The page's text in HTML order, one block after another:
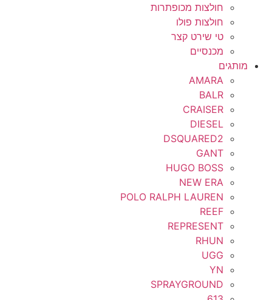
חולצות מכופתרות
חולצות פולו
טי שירט קצר
מכנסיים
מותגים
AMARA
BALR
CRAISER
DIESEL
DSQUARED2
GANT
HUGO BOSS
NEW ERA
POLO RALPH LAUREN
REEF
REPRESENT
RHUN
UGG
YN
SPRAYGROUND